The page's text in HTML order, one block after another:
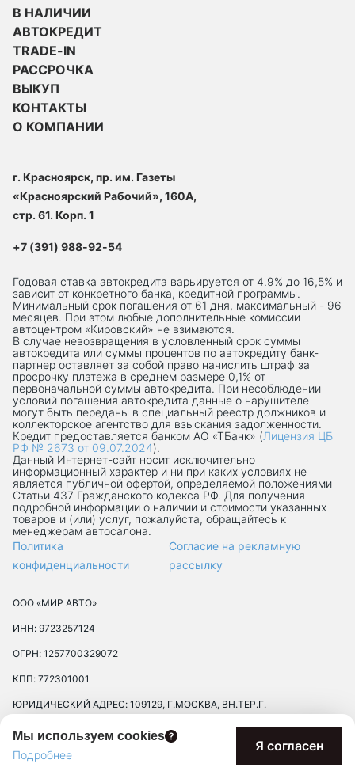
Мы используем cookies
Подробнее
Я согласен
В НАЛИЧИИ
АВТОКРЕДИТ
TRADE-IN
РАССРОЧКА
ВЫКУП
КОНТАКТЫ
О КОМПАНИИ
г. Красноярск, пр. им. Газеты
«Красноярский Рабочий», 160А,
стр. 61. Корп. 1
+7 (391) 988-92-54
Годовая ставка автокредита варьируется от 4.9% до 16,5% и
зависит от конкретного банка, кредитной программы.
Минимальный срок погашения от 61 дня, максимальный - 96
месяцев. При этом любые дополнительные комиссии
автоцентром «Кировский» не взимаются.
В случае невозвращения в условленный срок суммы
автокредита или суммы процентов по автокредиту банк-
партнер оставляет за собой право начислить штраф за
просрочку платежа в среднем размере 0,1% от
первоначальной суммы автокредита. При несоблюдении
условий погашения автокредита данные о нарушителе
могут быть переданы в специальный реестр должников и
коллекторское агентство для взыскания задолженности.
Кредит предоставляется банком АО «ТБанк» (Лицензия ЦБ
РФ № 2673 от 09.07.2024).
Данный Интернет-сaйт носит исключительно
информационный характер и ни при каких условиях не
является публичной офертой, определяемой положениями
Статьи 437 Гражданского кодекса РФ. Для получения
подробной информации о наличии и стоимости указанных
товаров и (или) услуг, пожалуйста, обращайтесь к
менеджерам автосалона.
Политика
конфиденциальности
Согласие на рекламную
рассылку
ООО «МИР АВТО»
ИНН: 9723257124
ОГРН: 1257700329072
КПП: 772301001
ЮРИДИЧЕСКИЙ АДРЕС: 109129, Г.МОСКВА, ВН.ТЕР.Г.
ТЕКСТИЛЬЩИКОВ, Д. 13, К. 2, ПОМЕЩ. 17/8П